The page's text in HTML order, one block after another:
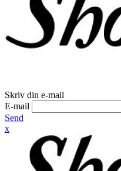
Skriv din e-mail
E-mail
Send
x